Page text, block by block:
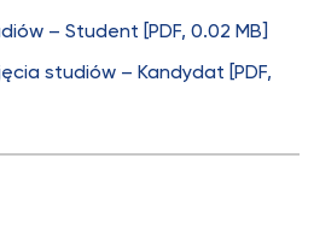
– Student [PDF, 0.02 MB]
studiów – Kandydat [PDF,